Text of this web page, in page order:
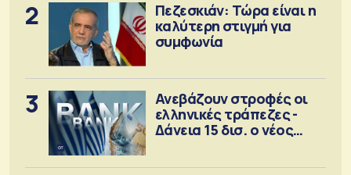
2
Πεζεσκιάν: Τώρα είναι η
καλύτερη στιγμή για
συμφωνία
3
Ανεβάζουν στροφές οι
ελληνικές τράπεζες -
Δάνεια 15 δισ. ο νέος